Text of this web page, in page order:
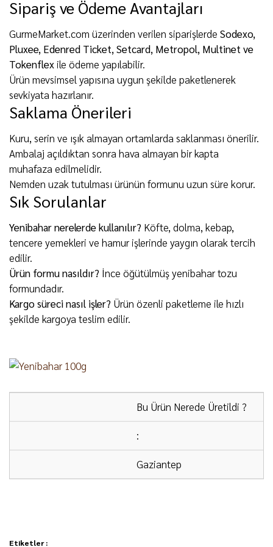
Sipariş ve Ödeme Avantajları
GurmeMarket.com üzerinden verilen siparişlerde Sodexo,
Pluxee, Edenred Ticket, Setcard, Metropol, Multinet ve
Tokenflex ile ödeme yapılabilir.
Ürün mevsimsel yapısına uygun şekilde paketlenerek
sevkiyata hazırlanır.
Saklama Önerileri
Kuru, serin ve ışık almayan ortamlarda saklanması önerilir.
Ambalaj açıldıktan sonra hava almayan bir kapta
muhafaza edilmelidir.
Nemden uzak tutulması ürünün formunu uzun süre korur.
Sık Sorulanlar
Yenibahar nerelerde kullanılır? Köfte, dolma, kebap,
tencere yemekleri ve hamur işlerinde yaygın olarak tercih
edilir.
Ürün formu nasıldır? İnce öğütülmüş yenibahar tozu
formundadır.
Kargo süreci nasıl işler? Ürün özenli paketleme ile hızlı
şekilde kargoya teslim edilir.
Bu Ürün Nerede Üretildi ?
:
Gaziantep
kargo ücretsizdir.
Etiketler :